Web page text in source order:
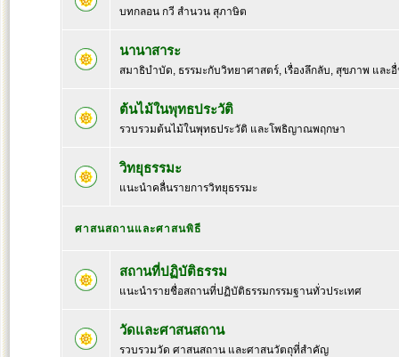
บทกลอน กวี สำนวน สุภาษิต
นานาสาระ
สมาธิบำบัด, ธรรมะกับวิทยาศาสตร์, เรื่องลึกลับ, สุขภาพ และ
ต้นไม้ในพุทธประวัติ
รวบรวมต้นไม้ในพุทธประวัติ และโพธิญาณพฤกษา
วิทยุธรรมะ
แนะนำคลื่นรายการวิทยุธรรมะ
ศาสนสถานและศาสนพิธี
สถานที่ปฏิบัติธรรม
แนะนำรายชื่อสถานที่ปฏิบัติธรรมกรรมฐานทั่วประเทศ
วัดและศาสนสถาน
รวบรวมวัด ศาสนสถาน และศาสนวัตถุที่สำคัญ